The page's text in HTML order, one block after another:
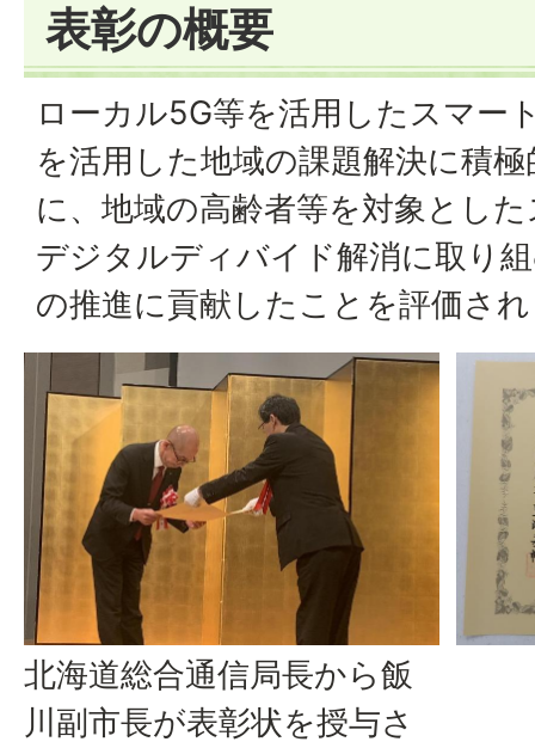
表彰の概要
ローカル5G等を活用したスマー
を活用した地域の課題解決に積
に、地域の高齢者等を対象とし
デジタルディバイド解消に取り
の推進に貢献したことを評価さ
北海道総合通信局長から飯
川副市長が表彰状を授与さ